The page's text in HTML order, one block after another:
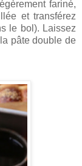
fariné,
et transférez
le bol). Laissez
pâte double de